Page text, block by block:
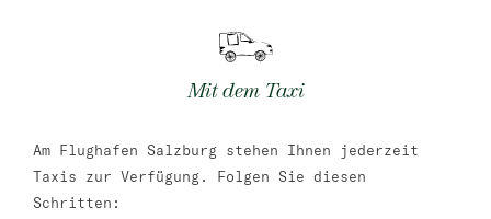
Mit dem Taxi
Am Flughafen Salzburg stehen Ihnen jederzeit
Taxis zur Verfügung. Folgen Sie diesen
Schritten: